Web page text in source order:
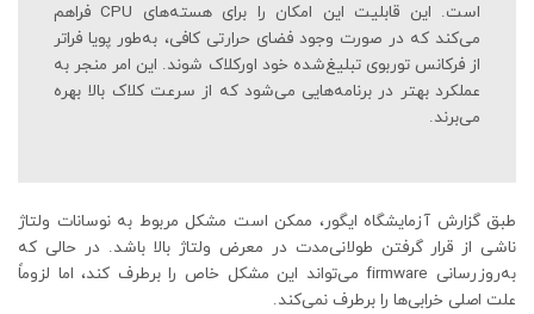
است. این قابلیت این امکان را برای هسته‌های CPU فراهم
می‌کند که در صورت وجود فضای حرارتی کافی، به‌طور پویا فراتر
از فرکانس توربوی تبلیغ‌شده خود اورکلاک شوند. این امر منجر به
عملکرد بهتر در برنامه‌هایی می‌شود که از سرعت کلاک بالا بهره
می‌برند.
طبق گزارش آزمایشگاه ایگور، ممکن است مشکل مربوط به نوسانات ولتاژ
ناشی از قرار گرفتن طولانی‌مدت در معرض ولتاژ بالا باشد. در حالی که
به‌روزرسانی firmware می‌تواند این مشکل خاص را برطرف کند، اما لزوماً
علت اصلی خرابی‌ها را برطرف نمی‌کند.